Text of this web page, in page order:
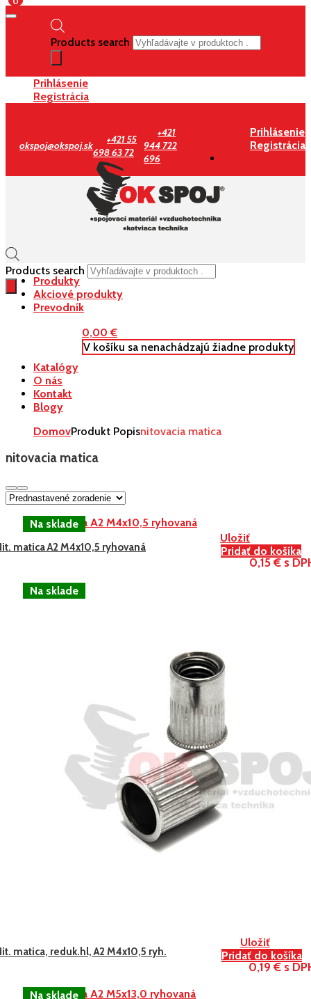
Products search
Prihlásenie
Registrácia
okspoj@okspoj.sk
+421 55
698 63 72
+421
944 722
696
Prihlásenie
Registrácia
Products search
0,00€
V košíku sa nenachádzajú žiadne produkty
Produkty
Akciové produkty
Prevodník
Katalógy
O nás
Kontakt
Blogy
DomovProdukt Popisnitovacia matica
nitovacia matica
Uložiť
Pridať do košíka
matica A2 M4x10,5 ryhovaná
0,15 € s
Uložiť
Pridať do košíka
matica, reduk.hl, A2 M4x10,5 ryh.
0,19 € s